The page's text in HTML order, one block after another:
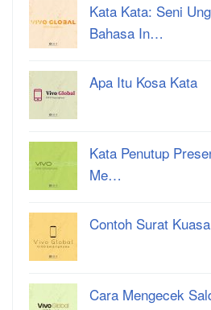
Kata Kata: Seni
Bahasa In…
Apa Itu Kosa Kata
Kata Penutup
Me…
Contoh Surat Kuasa
Cara Mengecek